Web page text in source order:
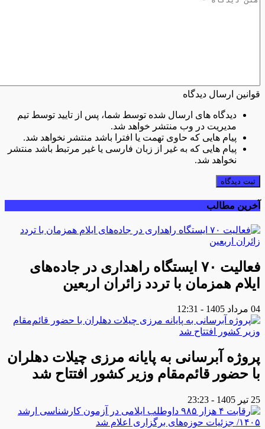
قوانین ارسال دیدگاه
دیدگاه های ارسال شده توسط شما، پس از تایید توسط تیم
مدیریت در وب منتشر خواهد شد.
پیام هایی که حاوی تهمت یا افترا باشد منتشر نخواهد شد.
پیام هایی که به غیر از زبان فارسی یا غیر مرتبط باشد منتشر
نخواهد شد.
ثبت دیدگاه
آخرین مطالب
فعالیت ۷۰ ایستگاه راهداری در جاده‌های
ایلام همزمان با تردد زائران اربعین
04 مرداد 1405 - 12:31
پروژه آبرسانی به پایانه مرزی چیلات دهلران
با حضور قائم‌مقام وزیر کشور افتتاح شد
25 تیر 1405 - 23:23